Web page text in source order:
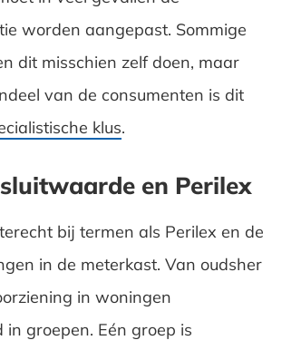
worden aangepast. Sommige
dit misschien zelf doen, maar
van de consumenten is dit
klus.
en Perilex
bij termen als Perilex en de
in de meterkast. Van oudsher
in woningen
groepen. Eén groep is